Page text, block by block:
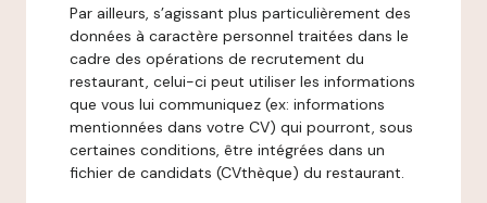
Par ailleurs, s’agissant plus particulièrement des
données à caractère personnel traitées dans le
cadre des opérations de recrutement du
restaurant, celui-ci peut utiliser les informations
que vous lui communiquez (ex: informations
mentionnées dans votre CV) qui pourront, sous
certaines conditions, être intégrées dans un
fichier de candidats (CVthèque) du restaurant.